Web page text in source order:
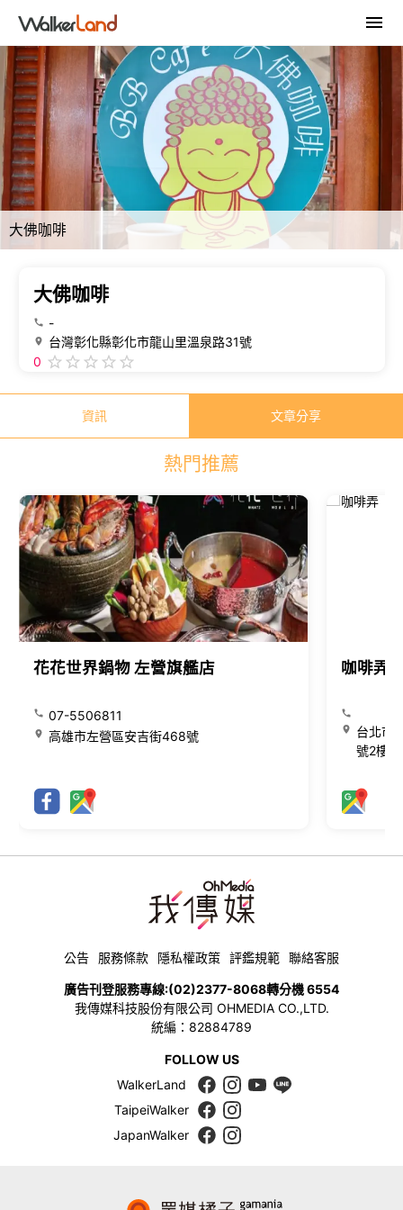
大佛咖啡
大佛咖啡
-
台灣彰化縣彰化市龍山里溫泉路31號
0
資訊 文章分享
熱門推薦
花花世界鍋物 左營旗艦店
07-5506811
高雄市左營區安吉街468號
咖啡弄
台北市
號2樓
公告 服務條款 隱私權政策 評鑑規範 聯絡客服
廣告刊登服務專線:(02)2377-8068轉分機 6554
我傳媒科技股份有限公司 OHMEDIA CO.,LTD.
統編：82884789
FOLLOW US
WalkerLand
TaipeiWalker
JapanWalker